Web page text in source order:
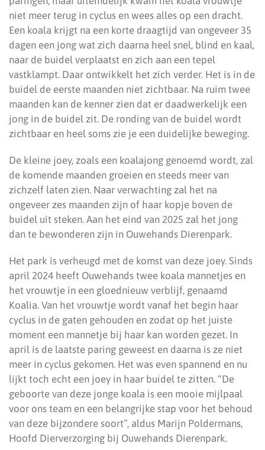
niet meer terug in cyclus en wees alles op een dracht.
Een koala krijgt na een korte draagtijd van ongeveer 35
dagen een jong wat zich daarna heel snel, blind en kaal,
naar de buidel verplaatst en zich aan een tepel
vastklampt. Daar ontwikkelt het zich verder. Het is in de
buidel de eerste maanden niet zichtbaar. Na ruim twee
maanden kan de kenner zien dat er daadwerkelijk een
jong in de buidel zit. De ronding van de buidel wordt
zichtbaar en heel soms zie je een duidelijke beweging.
De kleine joey, zoals een koalajong genoemd wordt, zal
de komende maanden groeien en steeds meer van
zichzelf laten zien. Naar verwachting zal het na
ongeveer zes maanden zijn of haar kopje boven de
buidel uit steken. Aan het eind van 2025 zal het jong
dan te bewonderen zijn in Ouwehands Dierenpark.
Het park is verheugd met de komst van deze joey. Sinds
april 2024 heeft Ouwehands twee koala mannetjes en
het vrouwtje in een gloednieuw verblijf, genaamd
Koalia. Van het vrouwtje wordt vanaf het begin haar
cyclus in de gaten gehouden en zodat op het juiste
moment een mannetje bij haar kan worden gezet. In
april is de laatste paring geweest en daarna is ze niet
meer in cyclus gekomen. Het was even spannend en nu
lijkt toch echt een joey in haar buidel te zitten. “De
geboorte van deze jonge koala is een mooie mijlpaal
voor ons team en een belangrijke stap voor het behoud
van deze bijzondere soort”, aldus Marijn Poldermans,
Hoofd Dierverzorging bij Ouwehands Dierenpark.